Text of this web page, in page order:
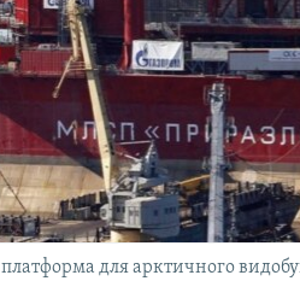
платформа для арктичного